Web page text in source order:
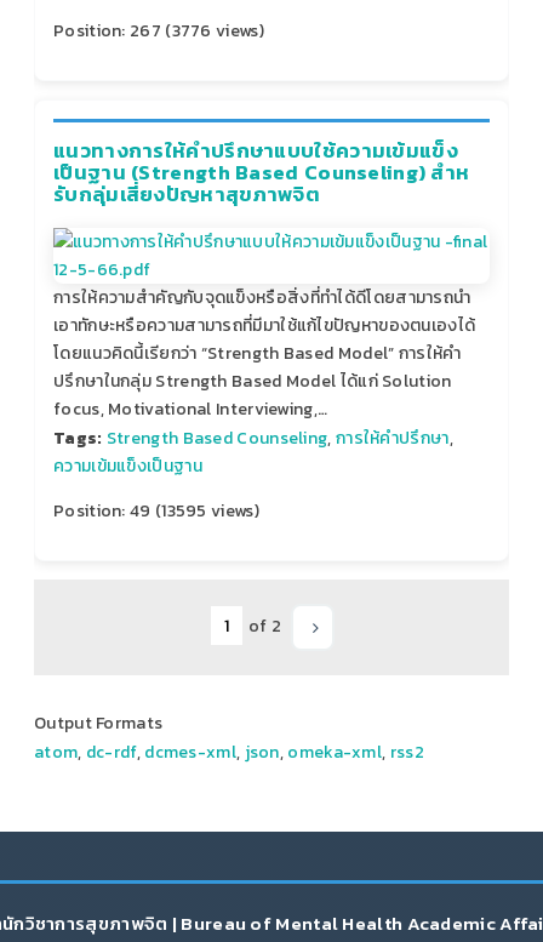
Position: 267 (3776 views)
แนวทางการให้คําปรึกษาแบบใช้ความเข้มแข็ง
เป็นฐาน (Strength Based Counseling) สําห
รับกลุ่มเสี่ยงปัญหาสุขภาพจิต
การให้ความสําคัญกับจุดแข็งหรือสิ่งที่ทําได้ดีโดยสามารถนํา
เอาทักษะหรือความสามารถที่มีมาใช้แก้ไขปัญหาของตนเองได้
โดยแนวคิดนี้เรียกว่า “Strength Based Model” การให้คํา
ปรึกษาในกลุ่ม Strength Based Model ได้แก่ Solution
focus, Motivational Interviewing,…
Tags: Strength Based Counseling,การให้คําปรึกษา,
ความเข้มแข็งเป็นฐาน
Position:49 (13595 views)
of 2
Output Formats
atom, dc-rdf,dcmes-xml, json,omeka-xml, rss2
กวิชาการสุขภาพจิต | Bureau of Mental Health Academic